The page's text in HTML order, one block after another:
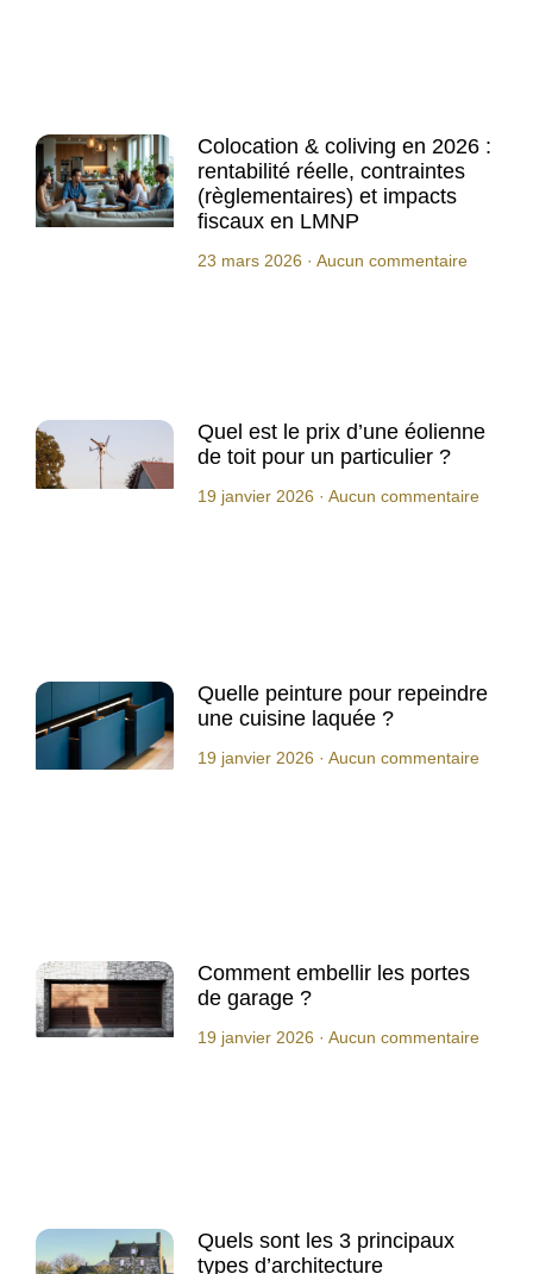
Colocation & coliving en 2026 :
rentabilité réelle, contraintes
(règlementaires) et impacts
fiscaux en LMNP
23 mars 2026 Aucun commentaire
Quel est le prix d’une éolienne
de toit pour un particulier ?
19 janvier 2026 Aucun commentaire
Quelle peinture pour repeindre
une cuisine laquée ?
19 janvier 2026 Aucun commentaire
Comment embellir les portes
de garage ?
19 janvier 2026 Aucun commentaire
Quels sont les 3 principaux
types d’architecture